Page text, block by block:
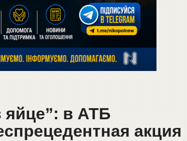
яйце”: в АТБ
акция